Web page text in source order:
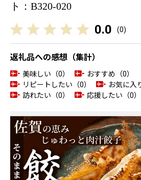
ト：B320-020
0.0 (0)
返礼品への感想（集計）
美味しい（0）
おすすめ（0）
リピートしたい（0）
お気に入
訪れたい（0）
応援したい（0）